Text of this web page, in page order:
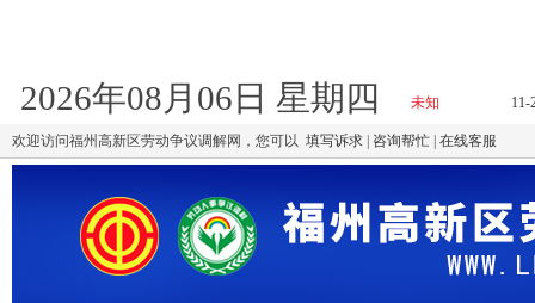
2026年08月06日 星期四
欢迎访问福州高新区劳动争议调解网，您可以 填写诉求 咨询帮忙 在线客服